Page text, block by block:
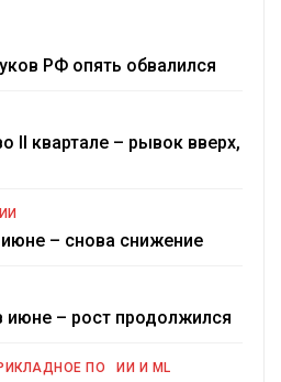
РФ опять обвалился
II квартале – рывок вверх,
– снова снижение
июне – рост продолжился
ПО ИИ И ML